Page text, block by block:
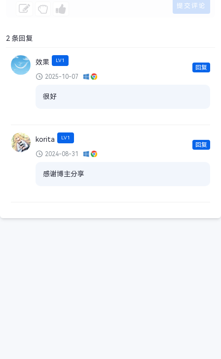
2 条回复
效果 LV1
2025-10-07
很好
回复
korita LV1
2024-08-31
感谢博主分享
回复